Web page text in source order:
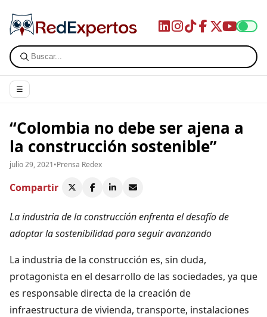
☰
“Colombia no debe ser ajena a
la construcción sostenible”
julio 29, 2021•Prensa Redex
Compartir
La industria de la construcción enfrenta el desafío de
adoptar la sostenibilidad para seguir avanzando
La industria de la construcción es, sin duda,
protagonista en el desarrollo de las sociedades, ya que
es responsable directa de la creación de
infraestructura de vivienda, transporte, instalaciones